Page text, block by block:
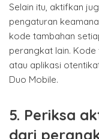
Selain itu, aktifkan
pengaturan
kode tambahan
perangkat lain. Kode
atau aplikasi
Duo Mobile.
5. Periksa
dari